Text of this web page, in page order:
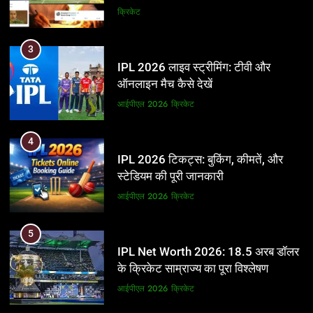
और BCCI पर लगाए गंभीर आरोप
क्रिकेट
3
IPL 2026 लाइव स्ट्रीमिंग: टीवी और
ऑनलाइन मैच कैसे देखें
आईपीएल 2026 क्रिकेट
4
IPL 2026 टिकट्स: बुकिंग, कीमतें, और
स्टेडियम की पूरी जानकारी
आईपीएल 2026 क्रिकेट
5
IPL Net Worth 2026: 18.5 अरब डॉलर
के क्रिकेट साम्राज्य का पूरा विश्लेषण
आईपीएल 2026 क्रिकेट